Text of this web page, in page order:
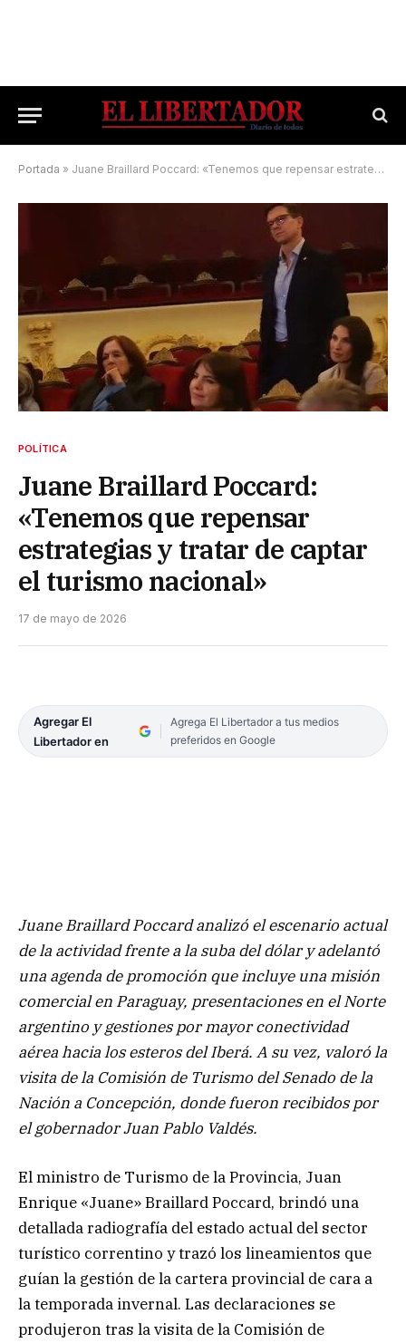
Portada » Juane Braillard Poccard: «Tenemos que repensar estrategias y tratar de captar el turismo nacional»
POLÍTICA
Juane Braillard Poccard:
«Tenemos que repensar
estrategias y tratar de captar
el turismo nacional»
17 de mayo de 2026
Agregar El
Libertador en
Agrega El Libertador a tus medios
preferidos en Google
Juane Braillard Poccard analizó el escenario actual
de la actividad frente a la suba del dólar y adelantó
una agenda de promoción que incluye una misión
comercial en Paraguay, presentaciones en el Norte
argentino y gestiones por mayor conectividad
aérea hacia los esteros del Iberá. A su vez, valoró la
visita de la Comisión de Turismo del Senado de la
Nación a Concepción, donde fueron recibidos por
el gobernador Juan Pablo Valdés.
El ministro de Turismo de la Provincia, Juan
Enrique «Juane» Braillard Poccard, brindó una
detallada radiografía del estado actual del sector
turístico correntino y trazó los lineamientos que
guían la gestión de la cartera provincial de cara a
la temporada invernal. Las declaraciones se
produjeron tras la visita de la Comisión de